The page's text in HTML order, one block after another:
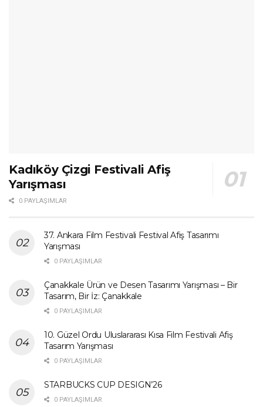
Kadıköy Çizgi Festivali Afiş
Yarışması
0 PAYLAŞIMLAR
37. Ankara Film Festivali Festival Afiş Tasarımı
Yarışması
0 PAYLAŞIMLAR
Çanakkale Ürün ve Desen Tasarımı Yarışması – Bir
Tasarım, Bir İz: Çanakkale
0 PAYLAŞIMLAR
10. Güzel Ordu Uluslararası Kısa Film Festivali Afiş
Tasarım Yarışması
0 PAYLAŞIMLAR
STARBUCKS CUP DESIGN’26
0 PAYLAŞIMLAR